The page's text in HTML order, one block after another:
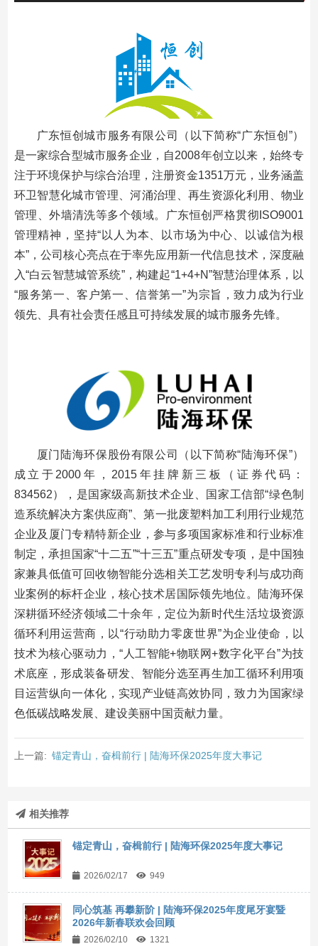
广东恒创城市服务有限公司（以下简称“广东恒创”）
是一家综合型城市服务企业，自2008年创立以来，始终专
注于环境保护与综合治理，注册资金1351万元，业务涵盖
环卫智慧化城市管理、河涌治理、再生资源化利用、物业
管理、外墙清洗等多个领域。广东恒创严格贯彻ISO9001
管理精神，坚持“以人为本、以市场为中心、以诚信为根
本”，公司核心亮点在于率先应用新一代信息技术，深度融
入“白云智慧城管系统”，构建起“1+4+N”智慧治理体系，以
“服务第一、客户第一、信誉第一”为宗旨，致力成为行业
领先、具有社会责任感且可持续发展的城市服务先锋。
厦门陆海环保股份有限公司（以下简称“陆海环保”）
成立于2000年，2015年挂牌新三板
（证券代码：
834562），是国家级高新技术企业、国家工信部“绿色制
造系统解决方案供应商”、第一批废塑料加工利用行业规范
企业及厦门专精特新企业，参与多项国家标准和行业标准
制定，承担国家“十二五”“十三五”重点研发专项，是中国独
家兼具低值可回收物智能分选相关工艺发明专利与成功商
业案例的标杆企业，核心技术居国际领先地位。陆海环保
深耕循环经济领域二十余年，定位为新时代生活垃圾资源
循环利用运营商，以“行动助力零废世界”为企业使命，以
技术为核心驱动力，“人工智能+物联网+数字化平台”为技
术底座，形成装备研发、智能分选至再生加工循环利用项
目运营纵向一体化，实现产业链高效协同，致力为国家绿
色低碳战略发展、建设美丽中国贡献力量。
上一篇: 锚定青山，奋楫前行 | 陆海环保2025年度大事记
相关推荐
锚定青山，奋楫前行 | 陆海环保2025年度大事记
2026/02/17 949
同心筑基 再攀新阶 | 陆海环保2025年度尾牙宴暨
2026年新春联欢会回顾
2026/02/10 1321